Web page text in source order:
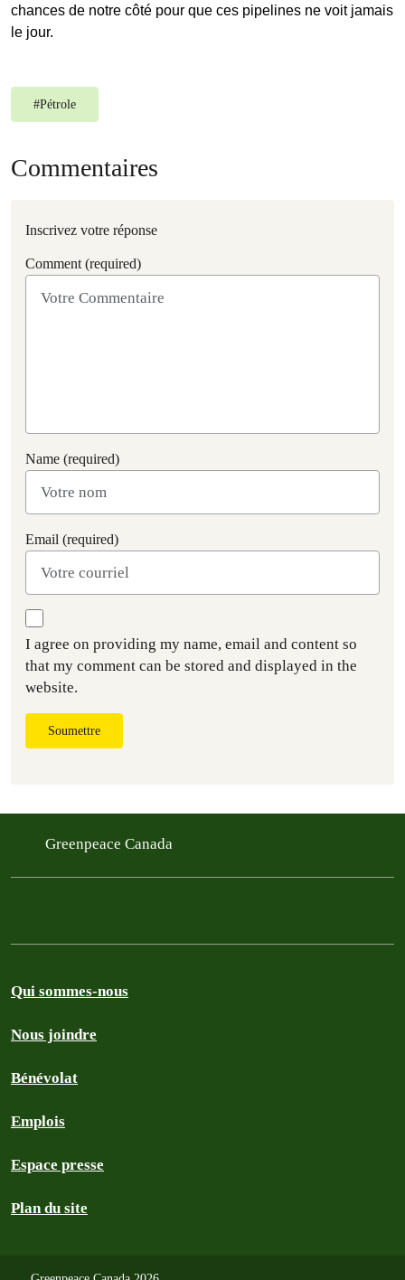
chances de notre côté pour que ces pipelines ne voit jamais
le jour.
#Pétrole
Commentaires
Inscrivez votre réponse
Comment (required)
Name (required)
Email (required)
I agree on providing my name, email and content so
that my comment can be stored and displayed in the
website.
Soumettre
Greenpeace Canada
Qui sommes-nous
Nous joindre
Bénévolat
Emplois
Espace presse
Plan du site